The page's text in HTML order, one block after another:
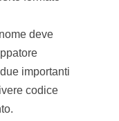
deve
importanti
codice